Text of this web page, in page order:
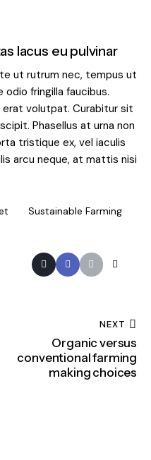
lacus eu pulvinar
ut rutrum nec, tempus ut
odio fringilla faucibus.
erat volutpat. Curabitur sit
Phasellus at urna non
tristique ex, vel iaculis
arcu neque, at mattis nisi
Sustainable Farming
NEXT
Organic versus
conventional farming
making choices